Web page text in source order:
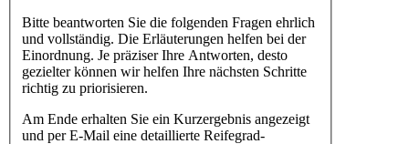
Bitte beantworten Sie die folgenden Fragen ehrlich
und vollständig. Die Erläuterungen helfen bei der
Einordnung. Je präziser Ihre Antworten, desto
gezielter können wir helfen Ihre nächsten Schritte
richtig zu priorisieren.
Am Ende erhalten Sie ein Kurzergebnis angezeigt
und per E-Mail eine detaillierte Reifegrad-